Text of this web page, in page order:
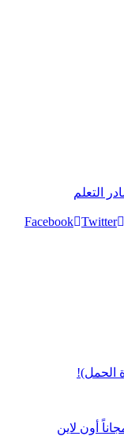
التعلم
Facebook Twitter
الحمل)!